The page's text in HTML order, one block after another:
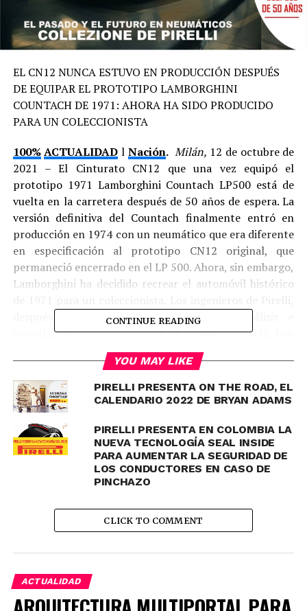
EL CN12 NUNCA ESTUVO EN PRODUCCIÓN DESPUÉS
DE EQUIPAR EL PROTOTIPO LAMBORGHINI
COUNTACH DE 1971: AHORA HA SIDO PRODUCIDO
PARA UN COLECCIONISTA
100% ACTUALIDAD l Nación.Milán, 12 de octubre de
2021 – El Cinturato CN12 que una vez equipó el
prototipo 1971 Lamborghini Countach LP500 está de
vuelta en la carretera después de 50 años de espera. La
versión definitiva del Countach finalmente entró en
producción en 1974 con un neumático que era diferente
en especificación al prototipo CN12 original, que
permaneció encerrado en el LP 500. Ahora, sin embargo,
Lamborghini ha decidido recrear el automóvil histórico
después de un minucioso proceso de análisis e
investigación en el archivo de la Fundación Pirelli, han
recreado fielmente el CN12 que fue diseñado en ese
momento para la obra maestra de Lamborghini.
www.canicaradio.co
CONTINUE READING
YOU MAY LIKE
PIRELLI PRESENTA ON THE ROAD, EL
CALENDARIO 2022 DE BRYAN ADAMS
PIRELLI PRESENTA EN COLOMBIA LA
NUEVA TECNOLOGÍA SEAL INSIDE
PARA AUMENTAR LA SEGURIDAD DE
LOS CONDUCTORES EN CASO DE
PINCHAZO
CLICK TO COMMENT
ACTUALIDAD